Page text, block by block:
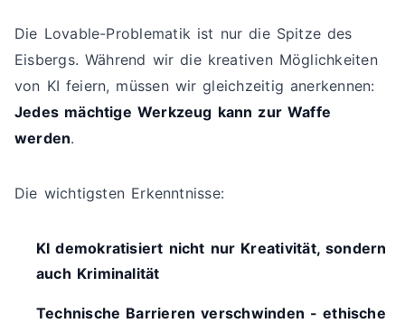
Die Lovable-Problematik ist nur die Spitze des
Eisbergs. Während wir die kreativen Möglichkeiten
von KI feiern, müssen wir gleichzeitig anerkennen:
Jedes mächtige Werkzeug kann zur Waffe
werden.
Die wichtigsten Erkenntnisse:
KI demokratisiert nicht nur Kreativität, sondern
auch Kriminalität
Technische Barrieren verschwinden - ethische